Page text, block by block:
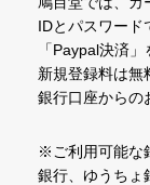
IDとパスワード
「Paypal決済
新規登録料は無
銀行口座からの
※ご利用可能な
銀行、ゆうちょ